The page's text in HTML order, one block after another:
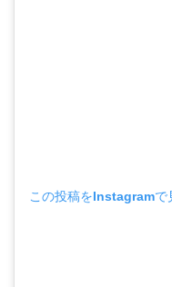
この投稿をInstagramで